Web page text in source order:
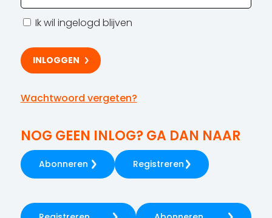
Ik wil ingelogd blijven
Wachtwoord vergeten?
NOG GEEN INLOG? GA DAN NAAR
Abonneren Registreren